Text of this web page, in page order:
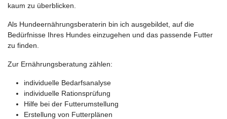
kaum zu überblicken.
Als Hundeernährungsberaterin bin ich ausgebildet, auf die
Bedürfnisse Ihres Hundes einzugehen und das passende Futter
zu finden.
Zur Ernährungsberatung zählen:
individuelle Bedarfsanalyse
individuelle Rationsprüfung
Hilfe bei der Futterumstellung
Erstellung von Futterplänen